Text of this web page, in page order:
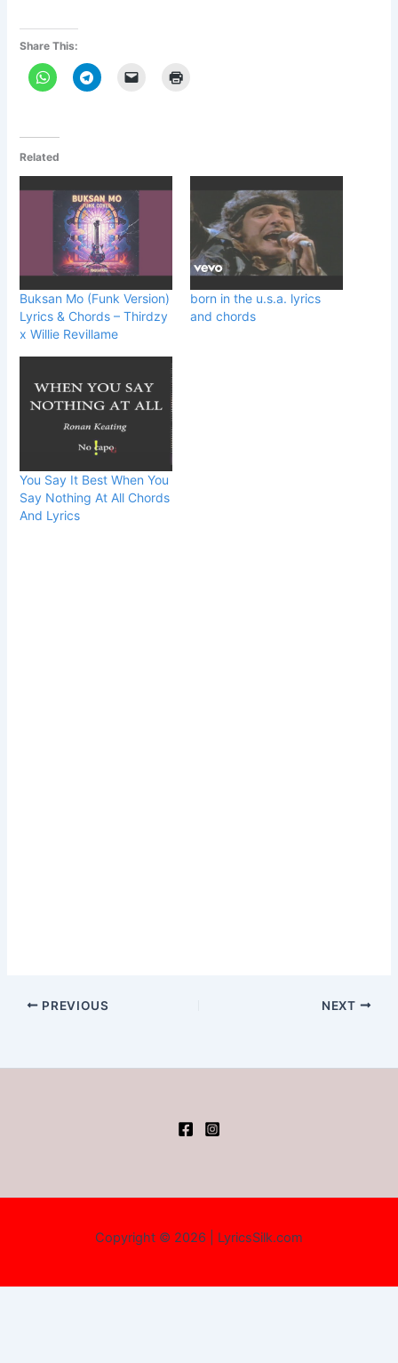
Share This:
Related
Buksan Mo (Funk Version)
Lyrics & Chords – Thirdzy
x Willie Revillame
born in the u.s.a. lyrics
and chords
You Say It Best When You
Say Nothing At All Chords
And Lyrics
PREVIOUS NEXT
Copyright © 2026 | LyricsSilk.com